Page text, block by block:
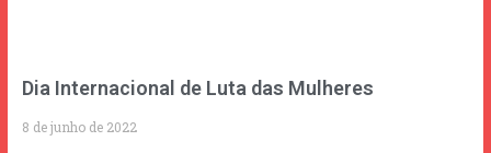
Dia Internacional de Luta das Mulheres
8 de junho de 2022